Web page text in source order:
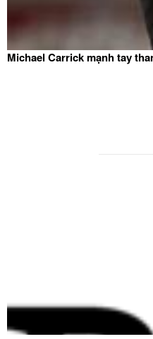
Michael Carrick mạnh tay